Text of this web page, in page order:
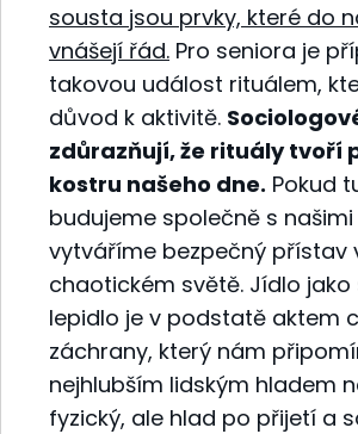
sousta jsou prvky, které do
vnášejí řád. Pro seniora je
takovou událost rituálem,
důvod k aktivitě.
zdůrazňují, že rituály tvoří
kostru našeho dne. Pokud
budujeme společně s našimi
vytváříme bezpečný přístav
chaotickém světě. Jídlo
lepidlo je v podstatě aktem
záchrany, který nám
nejhlubším lidským hladem
fyzický, ale hlad po přijetí a